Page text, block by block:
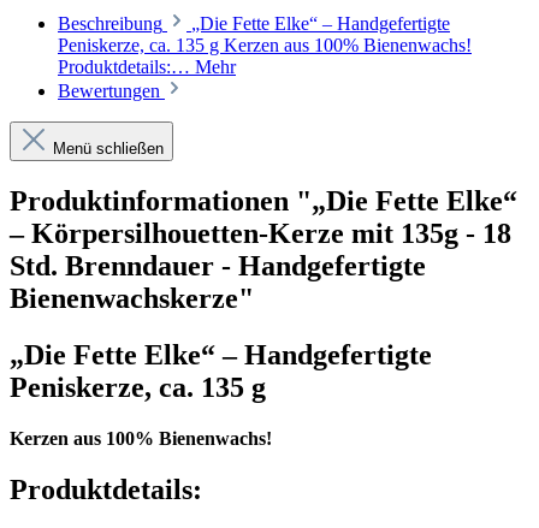
Beschreibung
„Die Fette Elke“ – Handgefertigte
Peniskerze, ca. 135 g Kerzen aus 100% Bienenwachs!
Produktdetails:… Mehr
Bewertungen
Menü schließen
Produktinformationen "„Die Fette Elke“
– Körpersilhouetten-Kerze mit 135g - 18
Std. Brenndauer - Handgefertigte
Bienenwachskerze"
„Die Fette Elke“ – Handgefertigte
Peniskerze, ca. 135 g
Kerzen aus 100% Bienenwachs!
Produktdetails: